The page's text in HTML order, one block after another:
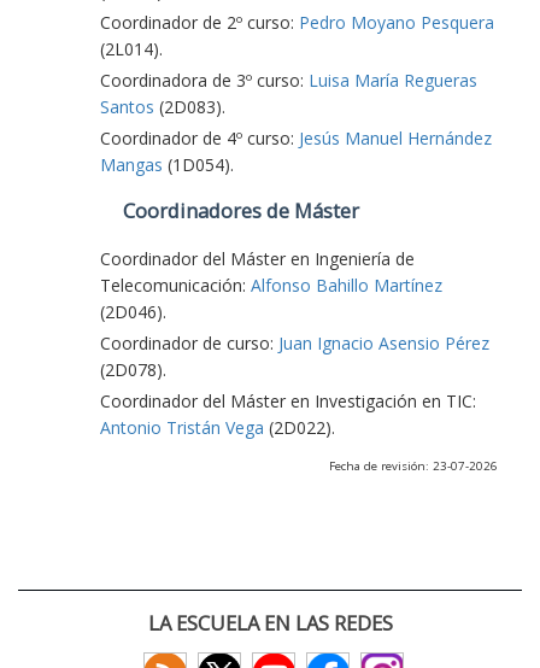
Coordinador de 2º curso: Pedro Moyano Pesquera
(2L014).
Coordinadora de 3º curso: Luisa María Regueras
Santos (2D083).
Coordinador de 4º curso: Jesús Manuel Hernández
Mangas (1D054).
Coordinadores de Máster
Coordinador del Máster en Ingeniería de
Telecomunicación: Alfonso Bahillo Martínez
(2D046).
Coordinador de curso: Juan Ignacio Asensio Pérez
(2D078).
Coordinador del Máster en Investigación en TIC:
Antonio Tristán Vega (2D022).
Fecha de revisión: 23-07-2026
LA ESCUELA EN LAS REDES